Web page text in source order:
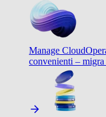
Manage Cloud
convenienti – migra